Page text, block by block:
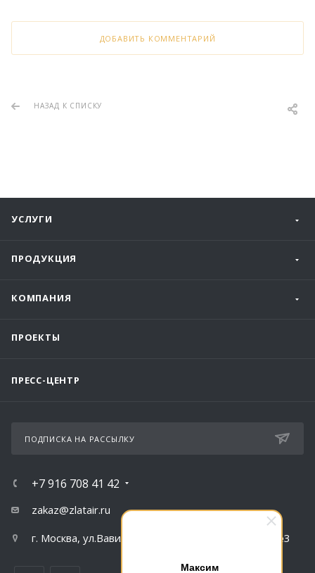
Максим
ДОБАВИТЬ КОММЕНТАРИЙ
НАЗАД К СПИСКУ
УСЛУГИ
ПРОДУКЦИЯ
КОМПАНИЯ
ПРОЕКТЫ
ПРЕСС-ЦЕНТР
ПОДПИСКА НА РАССЫЛКУ
+7 916 708 41 42
zakaz@zlatair.ru
г. Москва, ул.Вавилова, д.79, корпус 1, подъезд №3